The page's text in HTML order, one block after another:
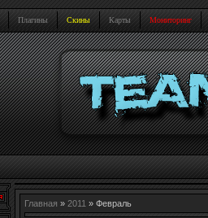
Плагины Скины Карты Мониторинг
Главная » 2011 » Февраль